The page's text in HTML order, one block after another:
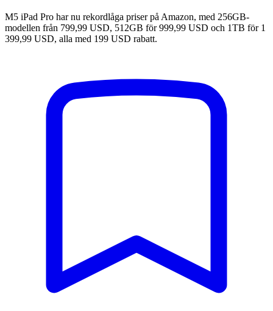
M5 iPad Pro har nu rekordlåga priser på Amazon, med 256GB-
modellen från 799,99 USD, 512GB för 999,99 USD och 1TB för 1
399,99 USD, alla med 199 USD rabatt.